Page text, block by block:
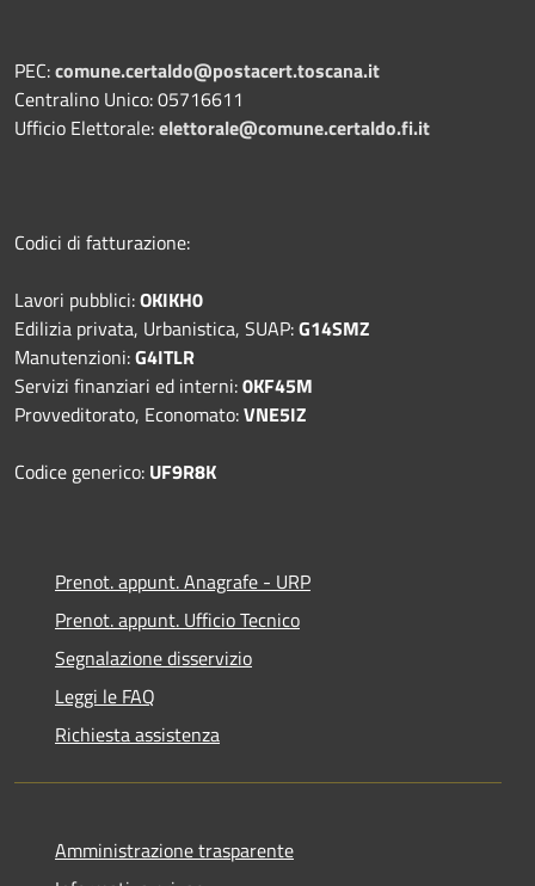
PEC:comune.certaldo@postacert.toscana.it
Centralino Unico: 05716611
Ufficio Elettorale:elettorale@comune.certaldo.fi.it
Codici di fatturazione:
Lavori pubblici:OKIKH0
Edilizia privata, Urbanistica, SUAP:G14SMZ
Manutenzioni:G4ITLR
Servizi finanziari ed interni:0KF45M
Provveditorato, Economato:VNE5IZ
Codice generico: UF9R8K
Prenot. appunt. Anagrafe - URP
Prenot. appunt. Ufficio Tecnico
Segnalazione disservizio
Leggi le FAQ
Richiesta assistenza
Amministrazione trasparente